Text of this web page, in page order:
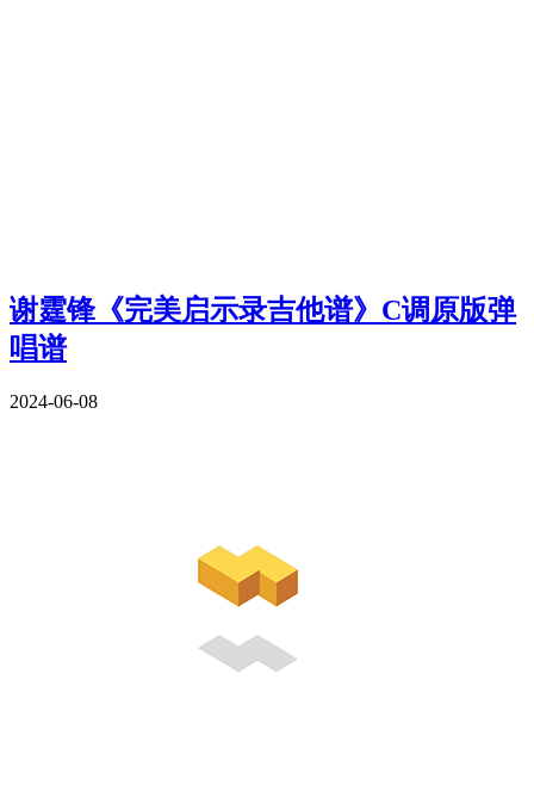
谢霆锋《完美启示录吉他谱》C调原版弹
唱谱
2024-06-08